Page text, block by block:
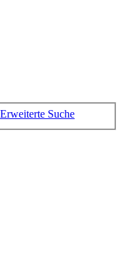
Erweiterte Suche